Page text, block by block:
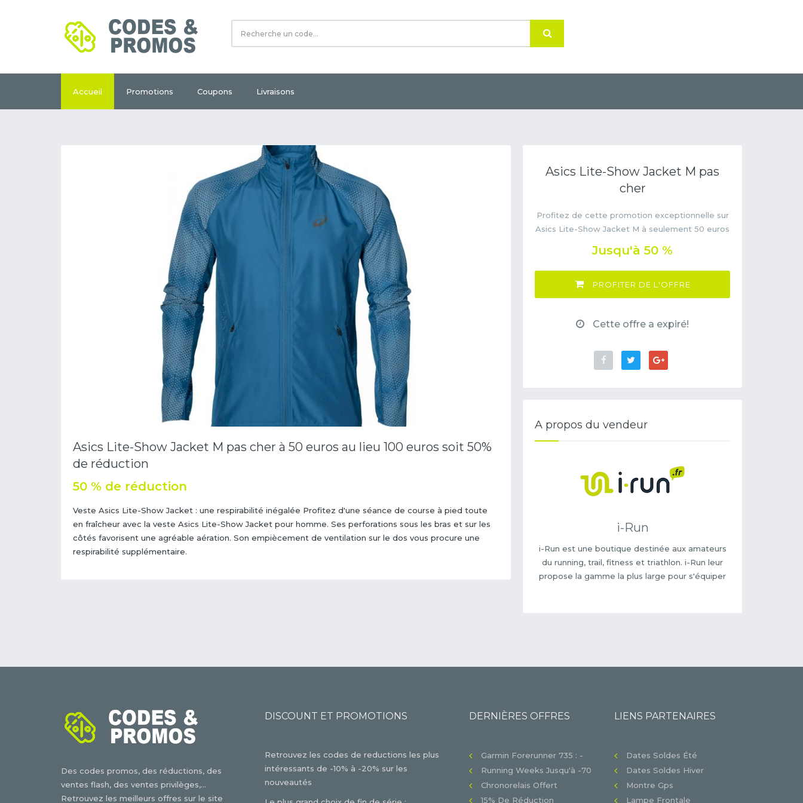
Accueil Promotions Coupons Livraisons
Asics Lite-Show Jacket M pas cher à 50 euros au lieu 100 euros soit 50%
de réduction
50 % de réduction
Veste Asics Lite-Show Jacket : une respirabilité inégalée Profitez d'une séance de course à pied toute
en fraîcheur avec la veste Asics Lite-Show Jacket pour homme. Ses perforations sous les bras et sur les
côtés favorisent une agréable aération. Son empiècement de ventilation sur le dos vous procure une
respirabilité supplémentaire.
Asics Lite-Show Jacket M pas
cher
Profitez de cette promotion exceptionnelle sur
Asics Lite-Show Jacket M à seulement 50 euros
Jusqu'à 50 %
PROFITER DE L'OFFRE
Cette offre a expiré!
A propos du vendeur
i-Run
i-Run est une boutique destinée aux amateurs
du running, trail, fitness et triathlon. i-Run leur
propose la gamme la plus large pour s'équiper
Des codes promos, des réductions, des
ventes flash, des ventes privilèges,...
Retrouvez les meilleurs offres sur le site
DISCOUNT ET PROMOTIONS
Retrouvez les codes de reductions les plus
intéressants de -10% à -20% sur les
nouveautés
DERNIÈRES OFFRES
Garmin Forerunner 735 : -
Running Weeks Jusqu'à -70
Chronorelais Offert
15% De Réduction
LIENS PARTENAIRES
Dates Soldes Été
Dates Soldes Hiver
Montre Gps
Lampe Frontale